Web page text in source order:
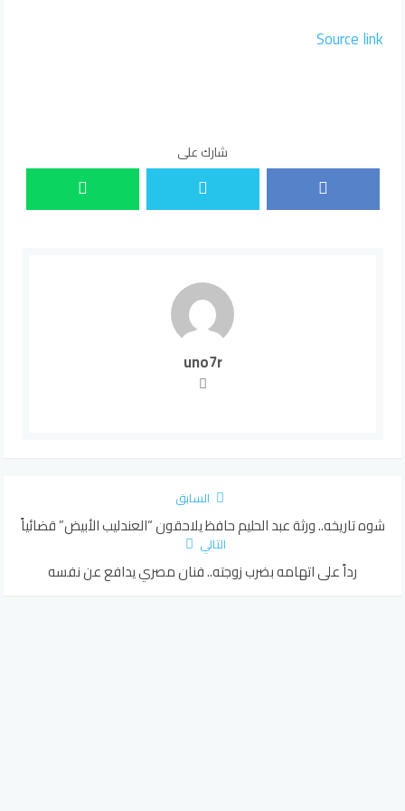
Source link
شارك على
uno7r
السابق
شوه تاريخه.. ورثة عبد الحليم حافظ يلاحقون “العندليب الأبيض” قضائياً
التالي
رداً على اتهامه بضرب زوجته.. فنان مصري يدافع عن نفسه